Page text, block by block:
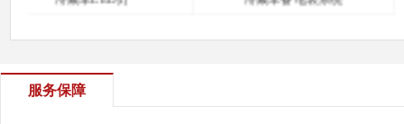
服务保障